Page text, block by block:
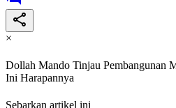
×
Dollah Mando Tinjau Pembangunan
Ini Harapannya
Sebarkan artikel ini